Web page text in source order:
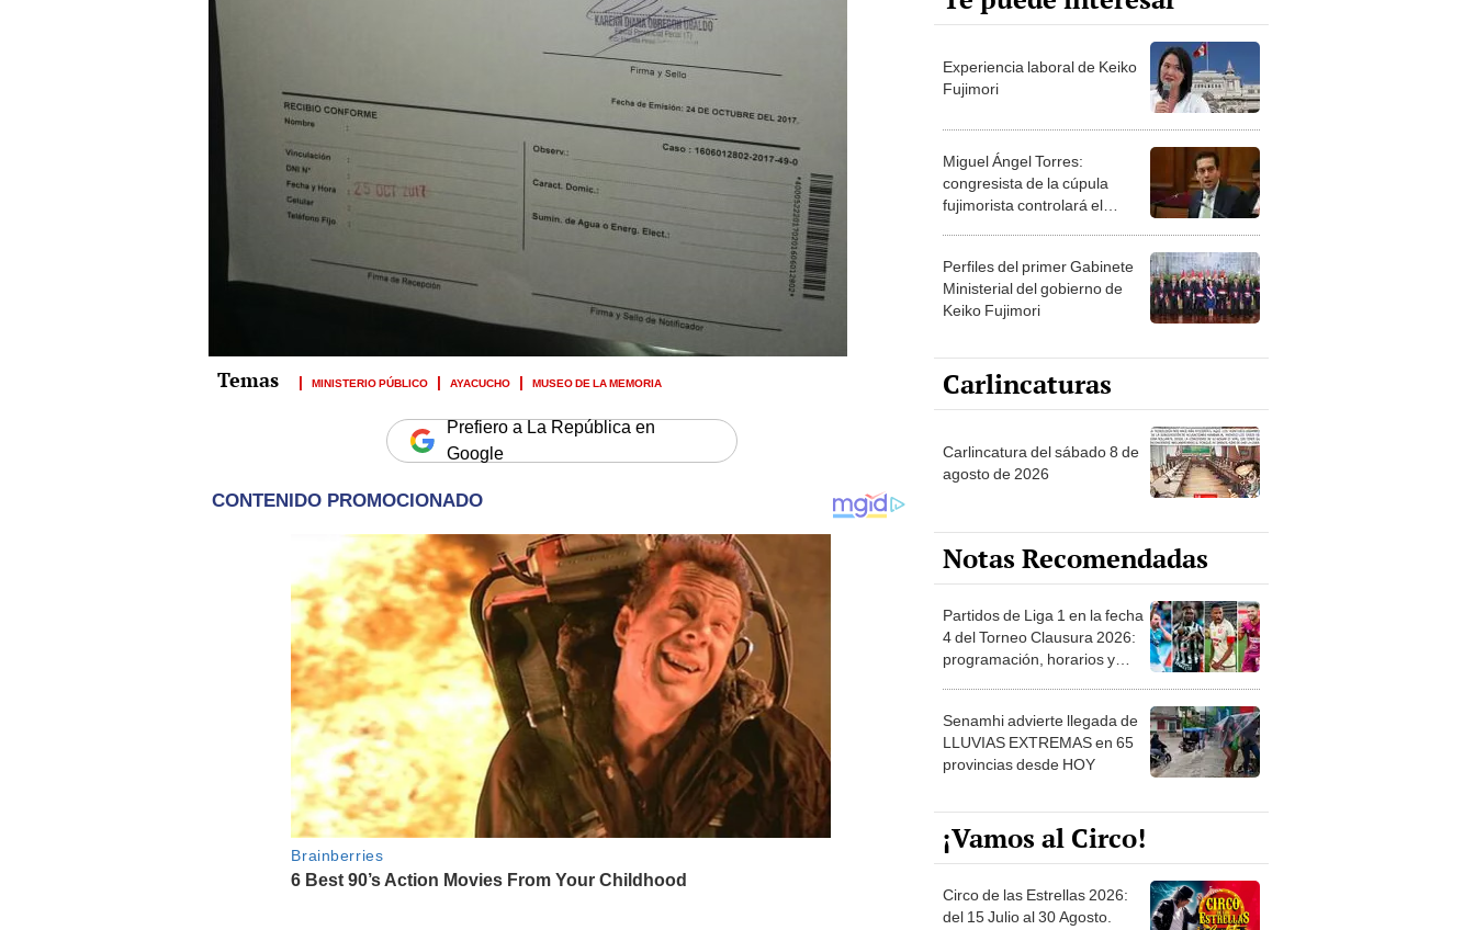
MINISTERIO PÚBLICO AYACUCHO MUSEO DE LA MEMORIA
Prefiero a La República en
Google
Experiencia laboral de Keiko
Fujimori
Miguel Ángel Torres:
congresista de la cúpula
fujimorista controlará el
Perfiles del primer Gabinete
Ministerial del gobierno de
Keiko Fujimori
Carlincaturas
Carlincatura del sábado 8 de
agosto de 2026
Notas Recomendadas
Partidos de Liga 1 en la fecha
4 del Torneo Clausura 2026:
programación, horarios y
Senamhi advierte llegada de
LLUVIAS EXTREMAS en 65
provincias desde HOY
¡Vamos al Circo!
Circo de las Estrellas 2026:
del 15 Julio al 30 Agosto.